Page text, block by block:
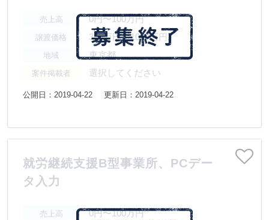
売上高 0円〜100万円
譲渡価格 300万円〜1000万円
地域 東京都
案件掲載者 選択してください
公開日：2019-04-22 更新日：2019-04-22
就労継続支援B型事業所、PCデー
タ入力
売上高 0円〜100万円